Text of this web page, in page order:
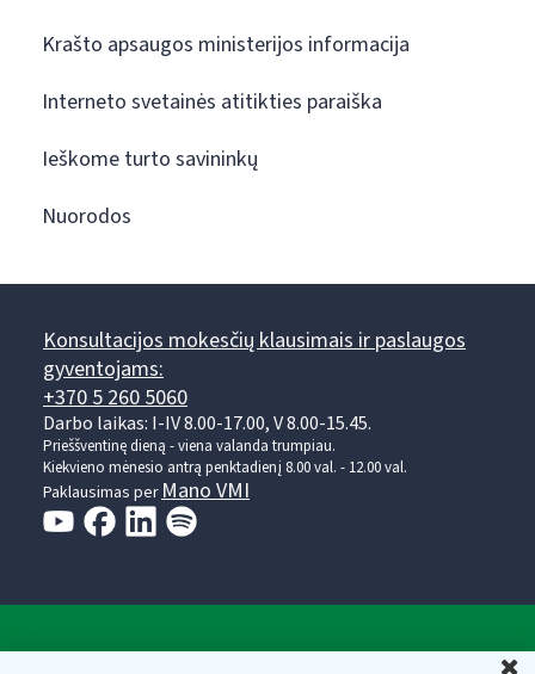
Krašto apsaugos ministerijos informacija
Interneto svetainės atitikties paraiška
Ieškome turto savininkų
Nuorodos
Konsultacijos mokesčių klausimais ir paslaugos
gyventojams:
+370 5 260 5060
Darbo laikas: I-IV 8.00-17.00, V 8.00-15.45.
Prieššventinę dieną - viena valanda trumpiau.
Kiekvieno mėnesio antrą penktadienį 8.00 val. - 12.00 val.
Paklausimas per Mano VMI